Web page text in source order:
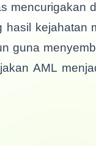
mencurigakan
kejahatan
guna
AML